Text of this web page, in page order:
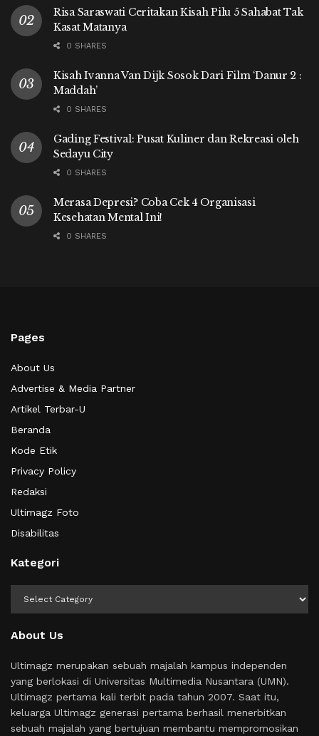
Risa Saraswati Ceritakan Kisah Pilu 5 Sahabat Tak
Kasat Matanya
0 SHARES
Kisah Ivanna Van Dijk Sosok Dari Film ‘Danur 2 :
Maddah’
0 SHARES
Gading Festival: Pusat Kuliner dan Rekreasi oleh
Sedayu City
0 SHARES
Merasa Depresi? Coba Cek 4 Organisasi
Kesehatan Mental Ini!
0 SHARES
Pages
About Us
Advertise & Media Partner
Artikel Terbar-U
Beranda
Kode Etik
Privacy Policy
Redaksi
Ultimagz Foto
Disabilitas
Kategori
About Us
Ultimagz merupakan sebuah majalah kampus independen
yang berlokasi di Universitas Multimedia Nusantara (UMN).
Ultimagz pertama kali terbit pada tahun 2007. Saat itu,
keluarga Ultimagz generasi pertama berhasil menerbitkan
sebuah majalah yang bertujuan membantu mempromosikan